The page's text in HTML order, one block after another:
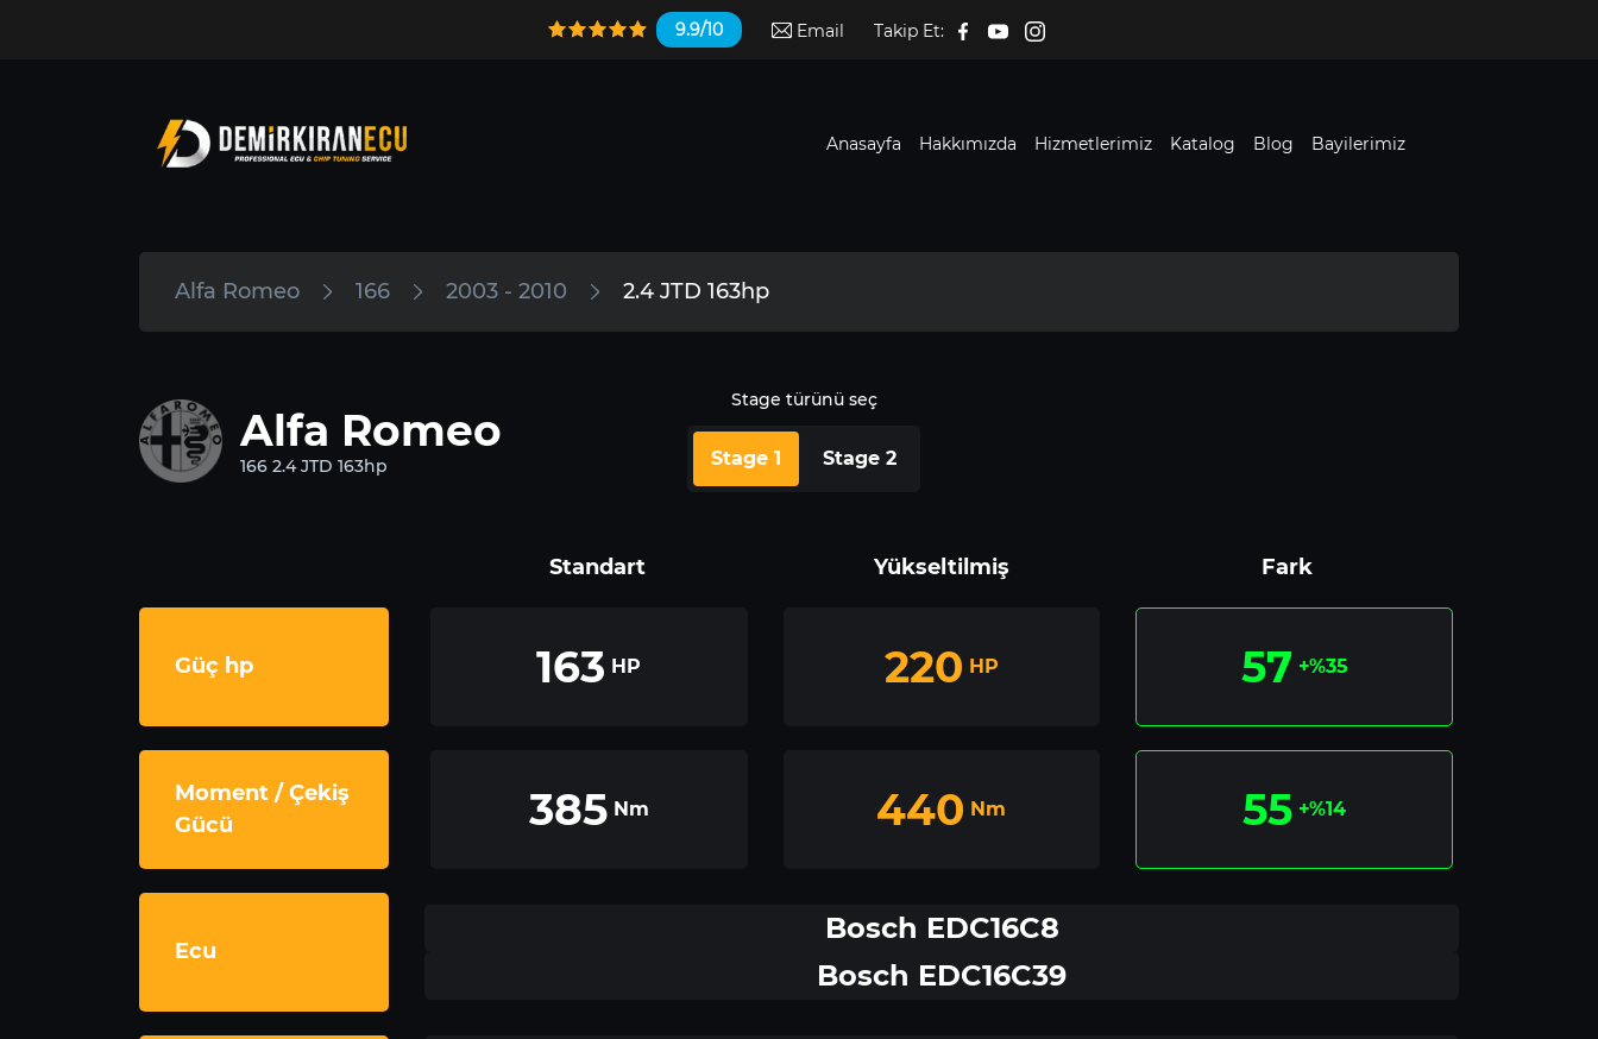
9.9/10 Email Takip Et:
Anasayfa Hakkımızda Hizmetlerimiz Katalog Blog Bayilerimiz
Alfa Romeo 166 2003 - 2010 2.4 JTD 163hp
Alfa Romeo
166 2.4 JTD 163hp
Stage türünü seç
Stage 1 Stage 2
Standart Yükseltilmiş Fark
Güç hp 163 HP 220 HP 57 +%35
Moment / Çekiş
Gücü
385 Nm 440 Nm 55 +%14
Ecu
Bosch EDC16C8
Bosch EDC16C39